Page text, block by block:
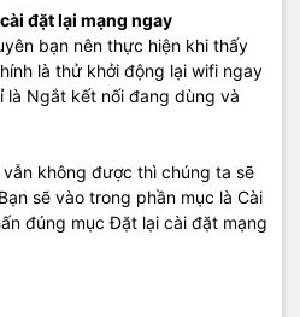
đặt lại mạng ngay
bạn nên thực hiện khi thấy
là thử khởi động lại wifi ngay
là Ngắt kết nối đang dùng và
không được thì chúng ta sẽ
sẽ vào trong phần mục là Cài
đúng mục Đặt lại cài đặt mạng